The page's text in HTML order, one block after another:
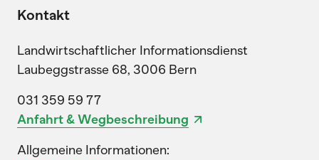
Kontakt
Landwirtschaftlicher Informationsdienst
Laubeggstrasse 68, 3006 Bern
031 359 59 77
Anfahrt & Wegbeschreibung
Allgemeine Informationen: